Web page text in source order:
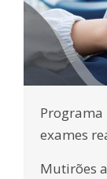
Programa
exames
Mutirões